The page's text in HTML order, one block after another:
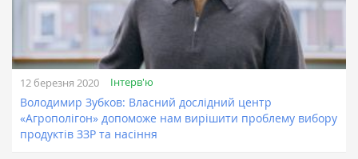
12 березня 2020 Інтерв'ю
Володимир Зубков: Власний дослідний центр
«Агрополігон» допоможе нам вирішити проблему вибору
продуктів ЗЗР та насіння